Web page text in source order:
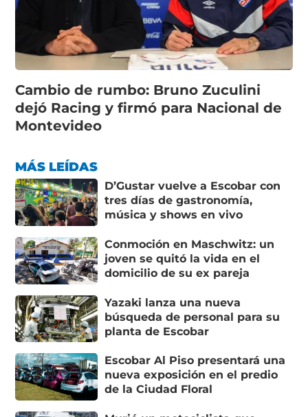
Cambio de rumbo: Bruno Zuculini
dejó Racing y firmó para Nacional de
Montevideo
MÁS LEÍDAS
D’Gustar vuelve a Escobar con
tres días de gastronomía,
música y shows en vivo
Conmoción en Maschwitz: un
joven se quitó la vida en el
domicilio de su ex pareja
Yazaki lanza una nueva
búsqueda de personal para su
planta de Escobar
Escobar Al Piso presentará una
nueva exposición en el predio
de la Ciudad Floral